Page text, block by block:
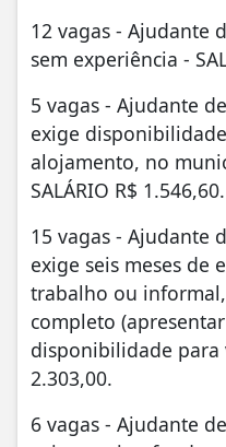
12 vagas - Ajudante
sem experiência -
5 vagas - Ajudante
exige
alojamento, no
SALÁRIO R$ 1.546,60.
15 vagas - Ajudante
exige seis meses de
trabalho ou
completo
disponibilidade para
2.303,00.
6 vagas - Ajudante